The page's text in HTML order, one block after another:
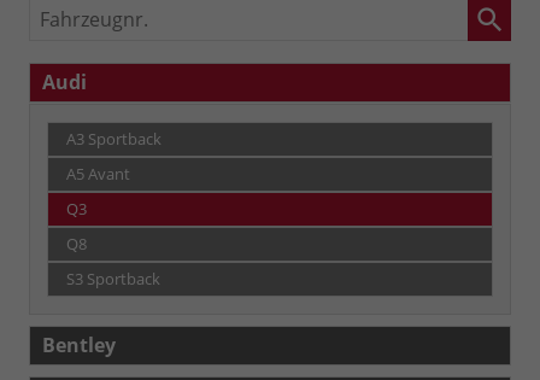
Fahrzeugnr.
Audi
A3 Sportback
A5 Avant
Q3
Q8
S3 Sportback
Bentley